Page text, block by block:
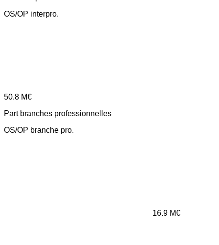
OS/OP interpro.
50.8 M€
Part branches professionnelles
OS/OP branche pro.
16.9 M€